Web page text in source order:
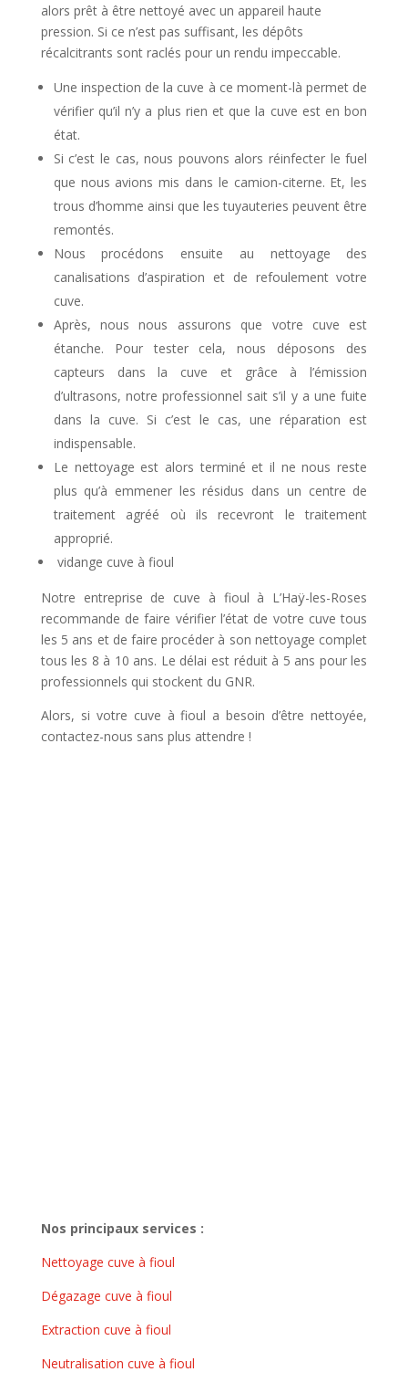
alors prêt à être nettoyé avec un appareil haute
pression. Si ce n’est pas suffisant, les dépôts
récalcitrants sont raclés pour un rendu impeccable.
Une inspection de la cuve à ce moment-là permet de
vérifier qu’il n’y a plus rien et que la cuve est en bon
état.
Si c’est le cas, nous pouvons alors réinfecter le fuel
que nous avions mis dans le camion-citerne. Et, les
trous d’homme ainsi que les tuyauteries peuvent être
remontés.
Nous procédons ensuite au nettoyage des
canalisations d’aspiration et de refoulement votre
cuve.
Après, nous nous assurons que votre cuve est
étanche. Pour tester cela, nous déposons des
capteurs dans la cuve et grâce à l’émission
d’ultrasons, notre professionnel sait s’il y a une fuite
dans la cuve. Si c’est le cas, une réparation est
indispensable.
Le nettoyage est alors terminé et il ne nous reste
plus qu’à emmener les résidus dans un centre de
traitement agréé où ils recevront le traitement
approprié.
vidange cuve à fioul
Notre entreprise de cuve à fioul à L’Haÿ-les-Roses
recommande de faire vérifier l’état de votre cuve tous
les 5 ans et de faire procéder à son nettoyage complet
tous les 8 à 10 ans. Le délai est réduit à 5 ans pour les
professionnels qui stockent du GNR.
Alors, si votre cuve à fioul a besoin d’être nettoyée,
contactez-nous sans plus attendre !
Nos principaux services :
Nettoyage cuve à fioul
Dégazage cuve à fioul
Extraction cuve à fioul
Neutralisation cuve à fioul